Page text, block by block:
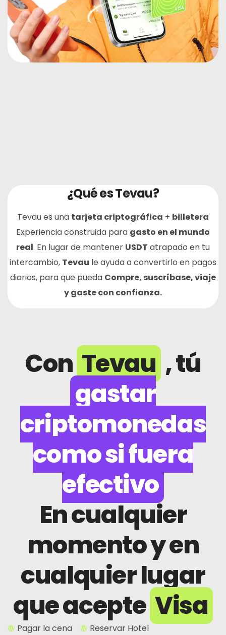
¿Qué es Tevau?
Tevau es una tarjeta criptográfica + billetera
Experiencia construida para gasto en el mundo
real. En lugar de mantener USDT atrapado en tu
intercambio, Tevau le ayuda a convertirlo en pagos
diarios, para que pueda Compre, suscríbase, viaje
y gaste con confianza.
Con Tevau , tú
gastar
criptomonedas
como si fuera
efectivo
En cualquier
momento y en
cualquier lugar
que acepte Visa
Pagar la cena
Reservar Hotel